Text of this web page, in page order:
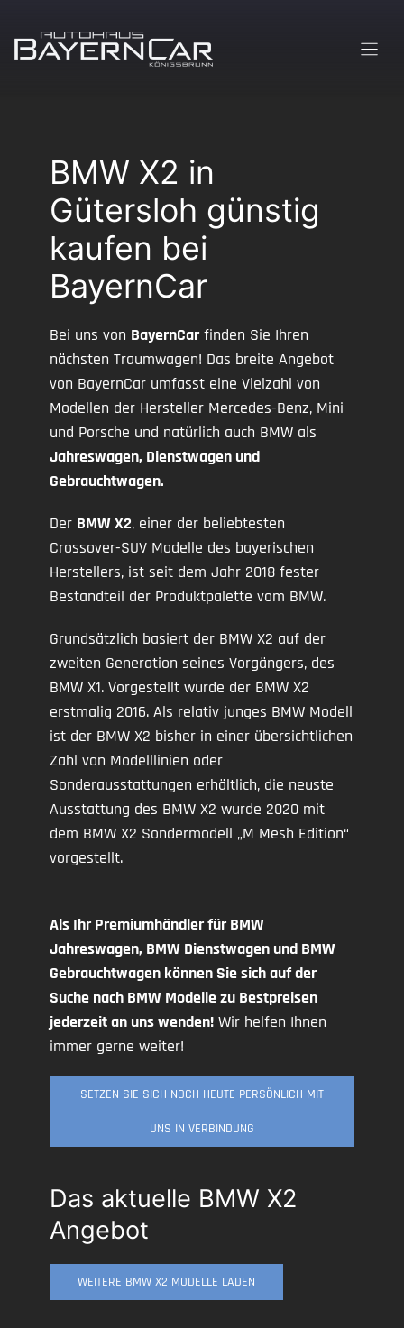
Inhalt
springen
BMW X2 in
Gütersloh günstig
kaufen bei
BayernCar
Bei uns von BayernCar finden Sie Ihren
nächsten Traumwagen! Das breite Angebot
von BayernCar umfasst eine Vielzahl von
Modellen der Hersteller Mercedes-Benz, Mini
und Porsche und natürlich auch BMW als
Jahreswagen, Dienstwagen und
Gebrauchtwagen.
Der BMW X2, einer der beliebtesten
Crossover-SUV Modelle des bayerischen
Herstellers, ist seit dem Jahr 2018 fester
Bestandteil der Produktpalette vom BMW.
Grundsätzlich basiert der BMW X2 auf der
zweiten Generation seines Vorgängers, des
BMW X1. Vorgestellt wurde der BMW X2
erstmalig 2016. Als relativ junges BMW Modell
ist der BMW X2 bisher in einer übersichtlichen
Zahl von Modelllinien oder
Sonderausstattungen erhältlich, die neuste
Ausstattung des BMW X2 wurde 2020 mit
dem BMW X2 Sondermodell „M Mesh Edition“
vorgestellt.
Als Ihr Premiumhändler für BMW
Jahreswagen, BMW Dienstwagen und BMW
Gebrauchtwagen können Sie sich auf der
Suche nach BMW Modelle zu Bestpreisen
jederzeit an uns wenden! Wir helfen Ihnen
immer gerne weiter!
SETZEN SIE SICH NOCH HEUTE PERSÖNLICH MIT
UNS IN VERBINDUNG
Das aktuelle BMW X2
Angebot
WEITERE BMW X2 MODELLE LADEN